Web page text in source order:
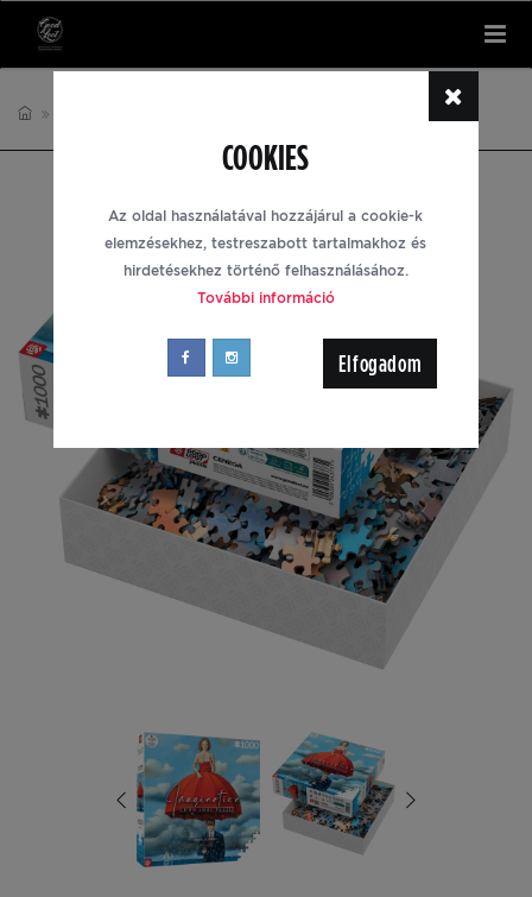
COOKIES
Az oldal használatával hozzájárul a cookie-k
elemzésekhez, testreszabott tartalmakhoz és
hirdetésekhez történő felhasználásához.
További információ
Elfogadom